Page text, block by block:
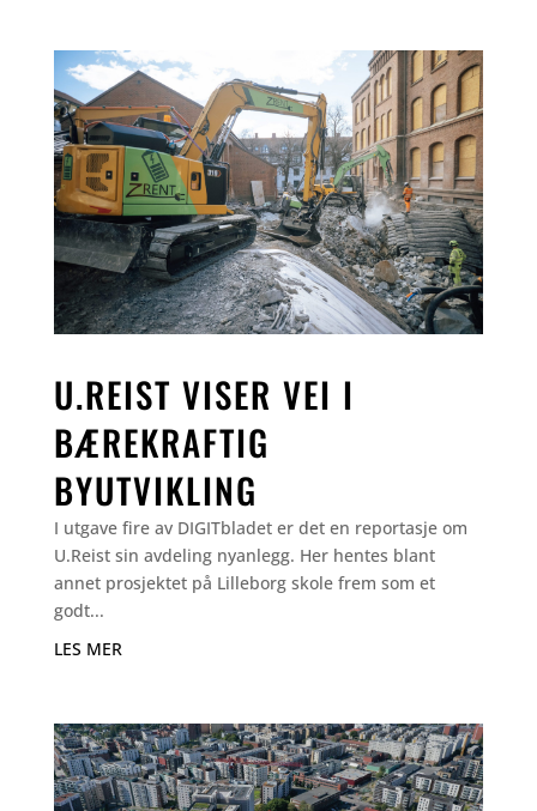
U.REIST VISER VEI I
BÆREKRAFTIG
BYUTVIKLING
I utgave fire av DIGITbladet er det en reportasje om
U.Reist sin avdeling nyanlegg. Her hentes blant
annet prosjektet på Lilleborg skole frem som et
godt...
LES MER